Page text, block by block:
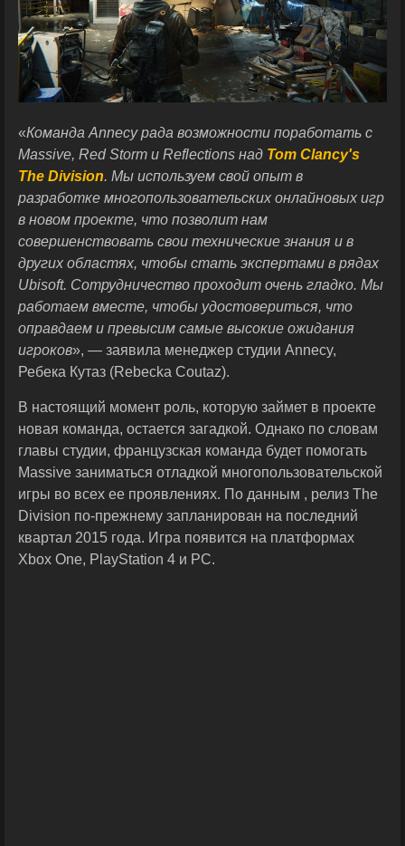
«Команда Annecy рада возможности поработать с
Massive, Red Storm и Reflections над Tom Clancy's
The Division. Мы используем свой опыт в
разработке многопользовательских онлайновых игр
в новом проекте, что позволит нам
совершенствовать свои технические знания и в
других областях, чтобы стать экспертами в рядах
Ubisoft. Сотрудничество проходит очень гладко. Мы
работаем вместе, чтобы удостовериться, что
оправдаем и превысим самые высокие ожидания
игроков», — заявила менеджер студии Annecy,
Ребека Кутаз (Rebecka Coutaz).
В настоящий момент роль, которую займет в проекте
новая команда, остается загадкой. Однако по словам
главы студии, французская команда будет помогать
Massive заниматься отладкой многопользовательской
игры во всех ее проявлениях. По данным , релиз The
Division по-прежнему запланирован на последний
квартал 2015 года. Игра появится на платформах
Xbox One, PlayStation 4 и PC.